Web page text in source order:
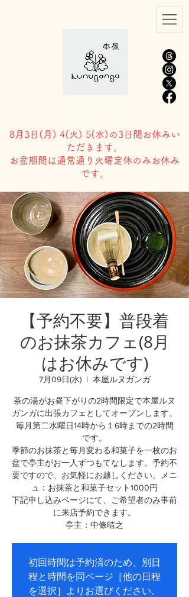
8月3日( 月) 4(火) 5(水)の3日間お休みい
ただきます。
​お盆期間は通常通り火曜定休のみお休み
です。
【予約不要】普段着
のお抹茶カフェ(8月
はお休みです)
7月09日(水)
  |
本屋ルヌガンガ
茶の湯がお昼下がりの2時間限定で本屋ルヌ
ガンガに出張カフェとしてオープンします。
毎月第二水曜日14時から１6時までの2時間
です。
季節のお抹茶と毎月変わる和菓子を一枚のお
盆で亭主がお一人ずつもてなします。予約不
要ですので、お気軽にお越しください。メニ
ュ：お抹茶と和菓子セット1000円
下記申し込みページにて、ご希望者のみ事前
に来店予約できます。
亭主：中條晴之
初回時間は予約済のため、別日
程と時間を同ページ［他の日程
を選択］よりお選びください。